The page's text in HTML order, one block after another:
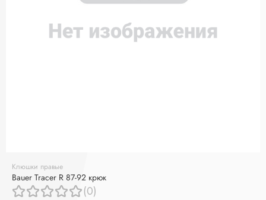
Клюшки правые
Bauer Tracer R 87-92 крюк
(0)